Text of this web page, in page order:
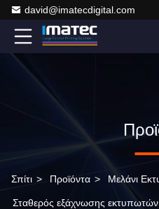
david@imatecdigital.com
Σπίτι > Προϊόντα > Μελάνι
Σταθερός εξάχνωσης